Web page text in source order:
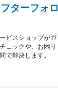
ターフォロ
ビスショップがガ
ェックや、お困り
で解決します。